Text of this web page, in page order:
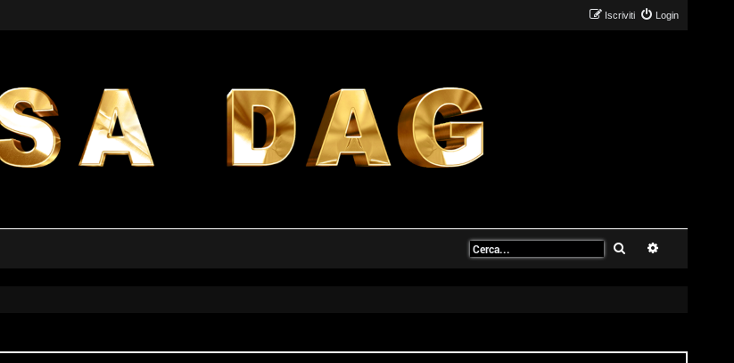
Login
Iscriviti
Cerca